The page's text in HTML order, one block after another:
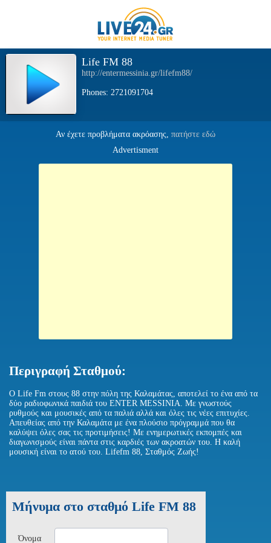
Life FM 88
http://entermessinia.gr/lifefm88/
Phones: 2721091704
Αν έχετε προβλήματα ακρόασης, πατήστε εδώ
Advertisment
Περιγραφή Σταθμού:
Ο Life Fm στους 88 στην πόλη της Καλαμάτας, αποτελεί το ένα από τα
δύο ραδιοφωνικά παιδιά του ENTER MESSINIA. Με γνωστούς
ρυθμούς και μουσικές από τα παλιά αλλά και όλες τις νέες επιτυχίες.
Απευθείας από την Καλαμάτα με ένα πλούσιο πρόγραμμά που θα
καλύψει όλες σας τις προτιμήσεις! Με ενημερωτικές εκπομπές και
διαγωνισμούς είναι πάντα στις καρδιές των ακροατών του. Η καλή
μουσική είναι το ατού του. Lifefm 88, Σταθμός Ζωής!
Μήνυμα στο σταθμό Life FM 88
Όνομα